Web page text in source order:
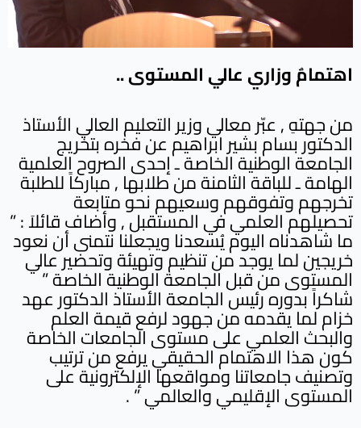
اهتمامٌ وزاري عالي المستوى ..
من جهتهِ , عبّر معالي وزير التعليم العالي الأستاذ
الدكتور بسام بشير ابراهيم عن فخره بتخريج
الجامعة الوطنية الخاصة ـ إحدى الصروح العلمية
الهامة ـ للباقة الثامنة من طلابها , مباركاً للطلبة
تخرجهم وتفوقهم وسعيهم نحو متابعة
تحصيلهم العلمي في المستقبل , وأضاف قائلاَ : ”
ما شاهدناه اليوم يُسعدنا ويجعلنا نتمنى أن نعود
خريجين لما يوجد من تنظيم وتهيئة وتحضير عالي
المستوى من قبل الجامعة الوطنية الخاصة ”
شاكراً بدوره رئيس الجامعة الأستاذ الدكتور عهد
خزام لما يقدمه من جهود لرفع قيمة العلم
والبحث العلمي على مستوى الجامعات الخاصة
كون هذا الاهتمام الحقيقي يرفع من ترتيب
وتصنيف جامعاتنا ومواقعها الإلكترونية على
المستوى الإقليمي والعالمي ” .